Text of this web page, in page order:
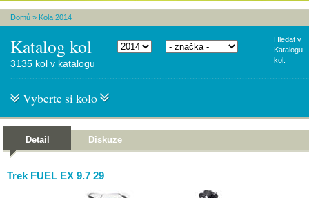
Domů » Kola 2014
Katalog kol
Hledat v
Katalogu
kol:
3135 kol v katalogu
Vyberte si kolo
Detail Diskuze
Trek FUEL EX 9.7 29